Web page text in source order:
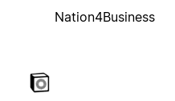
Nation4Business